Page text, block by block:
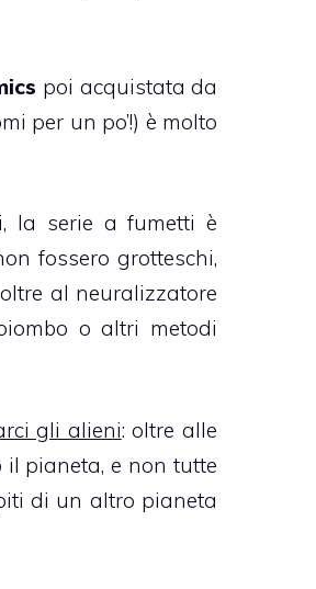
poi acquistata da
per un po’!) è molto
la serie a fumetti è
fossero grotteschi,
al neuralizzatore
o altri metodi
gli alieni: oltre alle
pianeta, e non tutte
di un altro pianeta